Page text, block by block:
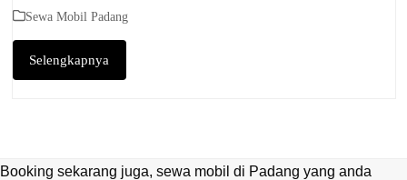
Sewa Mobil Padang
Selengkapnya
Booking sekarang juga, sewa mobil di Padang yang anda